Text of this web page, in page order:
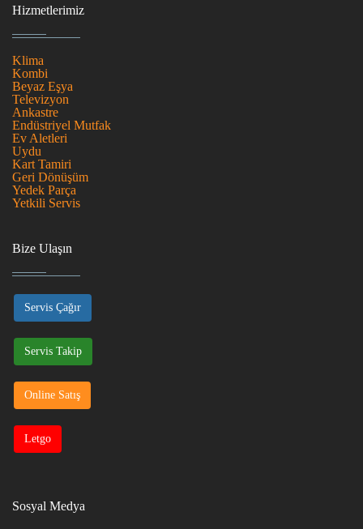
Hizmetlerimiz
Klima
Kombi
Beyaz Eşya
Televizyon
Ankastre
Endüstriyel Mutfak
Ev Aletleri
Uydu
Kart Tamiri
Geri Dönüşüm
Yedek Parça
Yetkili Servis
Bize Ulaşın
Servis Çağır
Servis Takip
Online Satış
Letgo
Sosyal Medya